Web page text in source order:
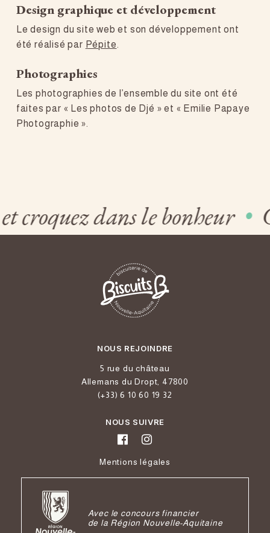
Design graphique et développement
Le design du site web et son développement ont
été réalisé par Pépite.
Photographies
Les photographies de l’ensemble du site ont été
faites par « Les photos de Djé » et « Emilie Papaye
Photographie ».
croquez dans le bonheur •
NOUS REJOINDRE
5 rue du château
Allemans du Dropt, 47800
(+33) 6 10 60 19 32
NOUS SUIVRE
Mentions légales
Avec le concours financier
de la Région Nouvelle-Aquitaine